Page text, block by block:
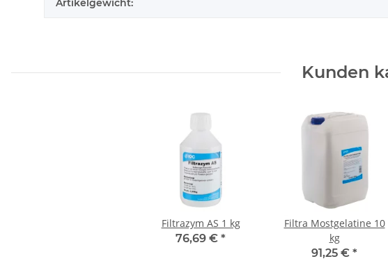
Artikelgewicht:
Kunden
Filtrazym AS 1 kg
76,69 € *
Filtra Mostgelatine 10
kg
91,25 € *